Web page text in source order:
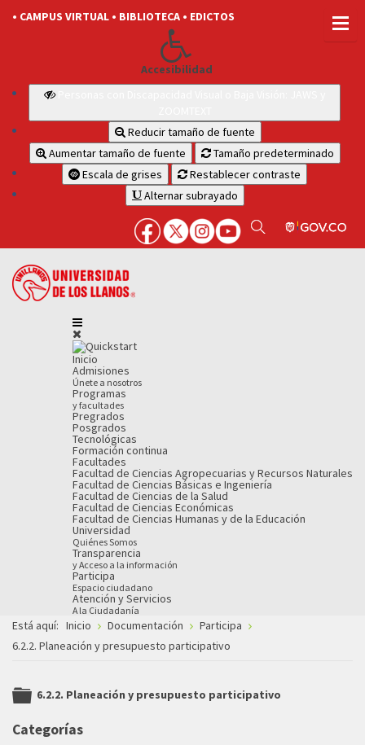
• CAMPUS VIRTUAL • BIBLIOTECA • EDICTOS
Accesibilidad
Reducir tamaño de fuente
Aumentar tamaño de fuente
Tamaño predeterminado
Escala de grises
Restablecer contraste
Alternar subrayado
Inicio
Admisiones
Únete a nosotros
Programas
y facultades
Pregrados
Posgrados
Tecnológicas
Formación continua
Facultades
Facultad de Ciencias Agropecuarias y Recursos Naturales
Facultad de Ciencias Básicas e Ingeniería
Facultad de Ciencias de la Salud
Facultad de Ciencias Económicas
Facultad de Ciencias Humanas y de la Educación
Universidad
Quiénes Somos
Transparencia
y Acceso a la información
Participa
Espacio ciudadano
Atención y Servicios
A la Ciudadanía
Está aquí: Inicio Documentación
Participa
6.2.2. Planeación y presupuesto participativo
6.2.2. Planeación y presupuesto participativo
Categorías